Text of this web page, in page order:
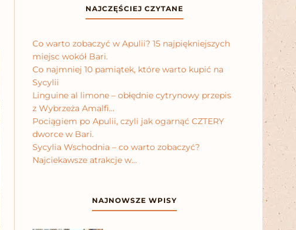
NAJCZĘŚCIEJ CZYTANE
Co warto zobaczyć w Apulii? 15 najpiękniejszych
miejsc wokół Bari.
Co najmniej 10 pamiątek, które warto kupić na
Sycylii
Linguine al limone – obłędnie cytrynowy przepis
z Wybrzeża Amalfi…
Pociągiem po Apulii, czyli jak ogarnąć CZTERY
dworce w Bari.
Sycylia Wschodnia – co warto zobaczyć?
Najciekawsze atrakcje w…
NAJNOWSZE WPISY